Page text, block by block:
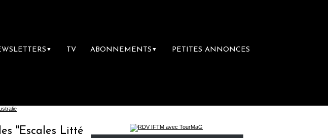
▼ TV ABONNEMENTS ▼ PETITES ANNONCES
Littéraires", la première librairie du voyage